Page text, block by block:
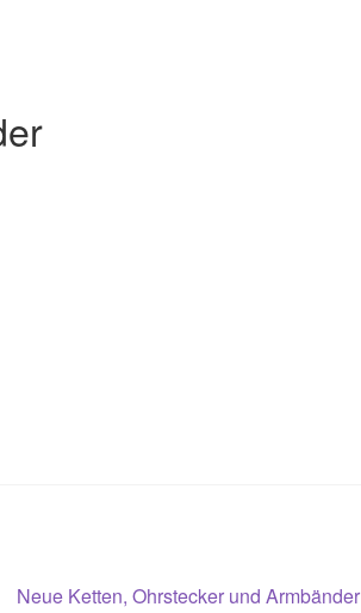
Nächster
Neue Ketten, Ohrstecker und Armbänder